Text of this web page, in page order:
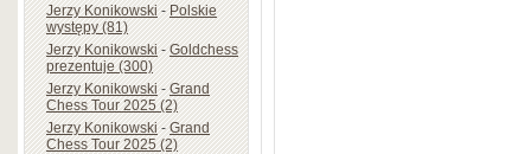
Jerzy Konikowski-Polskie
występy (81)
Jerzy Konikowski-Goldchess
prezentuje (300)
Jerzy Konikowski-Grand
Chess Tour 2025 (2)
Jerzy Konikowski-Grand
Chess Tour 2025 (2)